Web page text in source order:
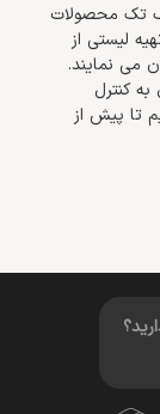
تک محصولات
لیستی از
می نمایند.
کنترل
تا پیش از